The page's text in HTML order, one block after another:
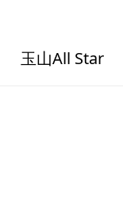
玉山All Star